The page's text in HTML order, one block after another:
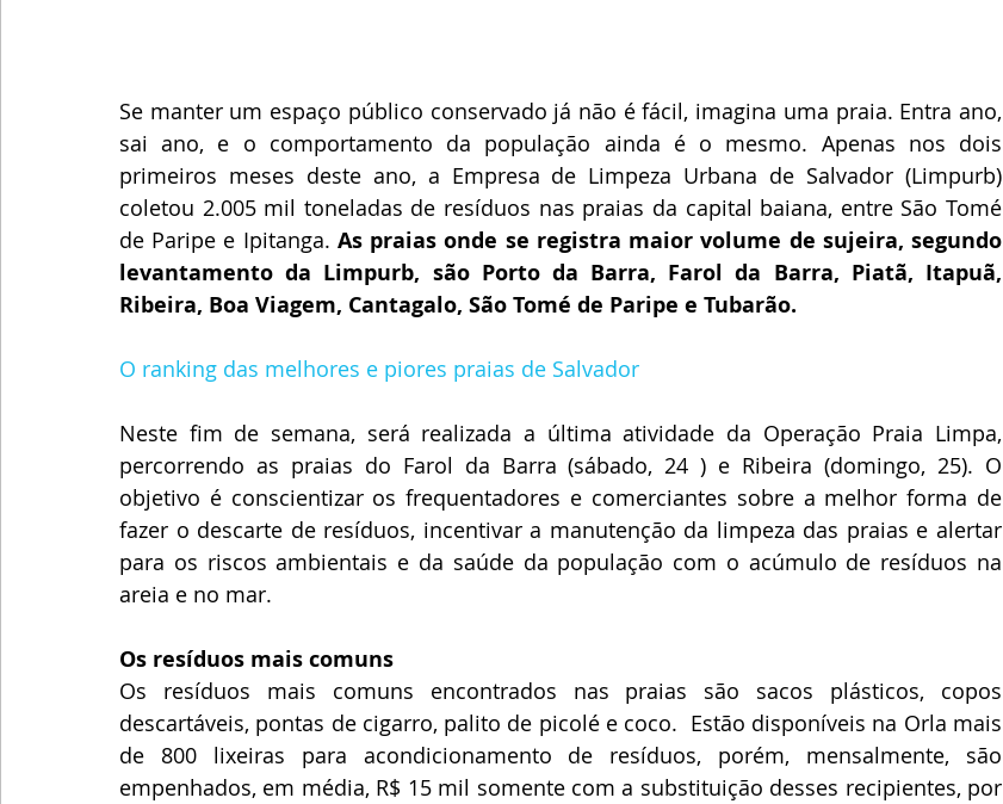
Se manter um espaço público conservado já não é fácil, imagina uma praia. Entra ano,
sai ano, e o comportamento da população ainda é o mesmo. Apenas nos dois
primeiros meses deste ano, a Empresa de Limpeza Urbana de Salvador (Limpurb)
coletou 2.005 mil toneladas de resíduos nas praias da capital baiana, entre São Tomé
de Paripe e Ipitanga. As praias onde se registra maior volume de sujeira, segundo
levantamento da Limpurb, são Porto da Barra, Farol da Barra, Piatã, Itapuã,
Ribeira, Boa Viagem, Cantagalo, São Tomé de Paripe e Tubarão.
O ranking das melhores e piores praias de Salvador
Neste fim de semana, será realizada a última atividade da Operação Praia Limpa,
percorrendo as praias do Farol da Barra (sábado, 24 ) e Ribeira (domingo, 25). O
objetivo é conscientizar os frequentadores e comerciantes sobre a melhor forma de
fazer o descarte de resíduos, incentivar a manutenção da limpeza das praias e alertar
para os riscos ambientais e da saúde da população com o acúmulo de resíduos na
areia e no mar.
Os resíduos mais comuns
Os resíduos mais comuns encontrados nas praias são sacos plásticos, copos
descartáveis, pontas de cigarro, palito de picolé e coco.  Estão disponíveis na Orla mais
de 800 lixeiras para acondicionamento de resíduos, porém, mensalmente, são
empenhados, em média, R$ 15 mil somente com a substituição desses recipientes, por